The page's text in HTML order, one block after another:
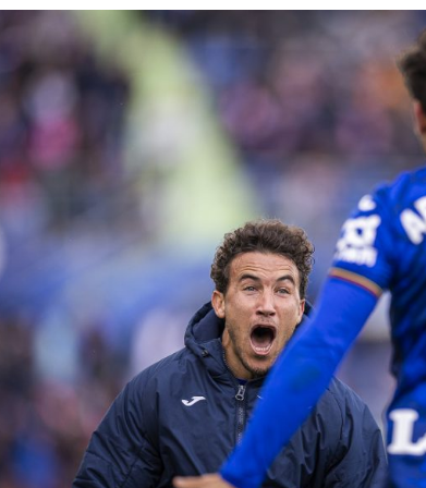
حكيمي يوجّه رسالة
للمغاربة “نحتاج إلى
الوحدة والدعم”
حسابات التأهل..
الأسود لتفادي
في